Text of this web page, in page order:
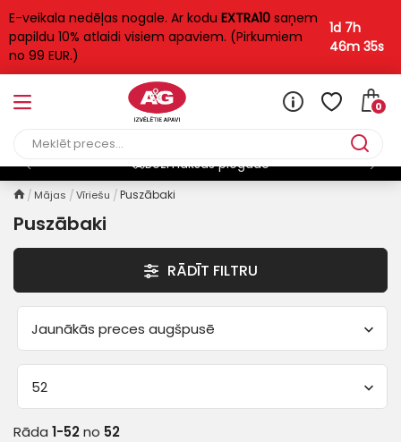
E-veikala nedēļas nogale. Ar kodu EXTRA10 saņem
papildu 10% atlaidi visiem apaviem. (Pirkumiem
no 99 EUR.)
1d 7h
46m 34s
0
Bezmaksas piegāde
Mājas Vīriešu Puszābaki
FILTRS
Kategorijas
25
Cena
79€
44 45 46 47
Veids
Puszābaki
RĀDĪT FILTRU
Jaunākās preces augšpusē
52
Rāda 1-52no 52